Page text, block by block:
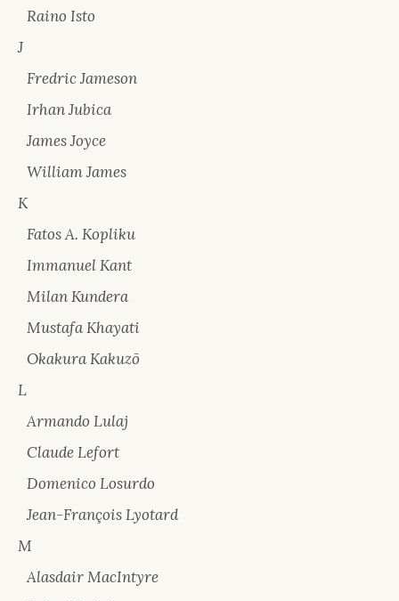
Raino Isto
J
Fredric Jameson
Irhan Jubica
James Joyce
William James
K
Fatos A. Kopliku
Immanuel Kant
Milan Kundera
Mustafa Khayati
Okakura Kakuzō
L
Armando Lulaj
Claude Lefort
Domenico Losurdo
Jean-François Lyotard
M
Alasdair MacIntyre